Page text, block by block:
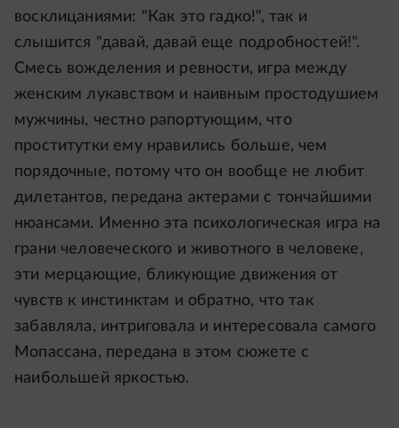
восклицаниями: "Как это гадко!", так и
слышится "давай, давай еще подробностей!".
Смесь вожделения и ревности, игра между
женским лукавством и наивным простодушием
мужчины, честно рапортующим, что
проститутки ему нравились больше, чем
порядочные, потому что он вообще не любит
дилетантов, передана актерами с тончайшими
нюансами. Именно эта психологическая игра на
грани человеческого и животного в человеке,
эти мерцающие, бликующие движения от
чувств к инстинктам и обратно, что так
забавляла, интриговала и интересовала самого
Мопассана, передана в этом сюжете с
наибольшей яркостью.